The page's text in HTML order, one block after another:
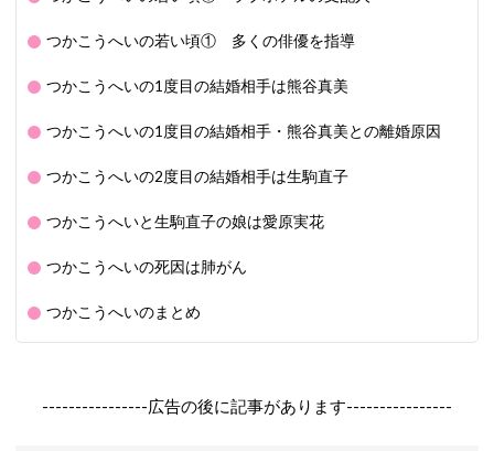
つかこうへいの若い頃① 多くの俳優を指導
つかこうへいの1度目の結婚相手は熊谷真美
つかこうへいの1度目の結婚相手・熊谷真美との離婚原因
つかこうへいの2度目の結婚相手は生駒直子
つかこうへいと生駒直子の娘は愛原実花
つかこうへいの死因は肺がん
つかこうへいのまとめ
----------------広告の後に記事があります----------------